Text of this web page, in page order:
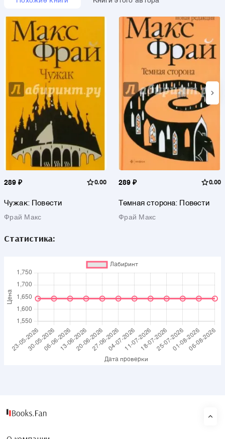
289 ₽ 0.00
Чужак: Повести
Фрай Макс
289 ₽ 0.00
Темная сторона: Повести
Фрай Макс
Статистика: